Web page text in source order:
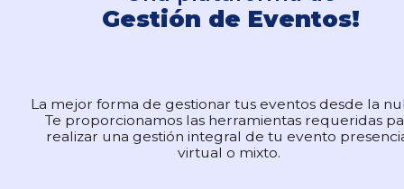
Gestión de Eventos!
La mejor forma de gestionar tus eventos desde la
Te proporcionamos las herramientas requeridas
realizar una gestión integral de tu evento
virtual o mixto.
Gestión de Eventos!
La mejor forma de gestionar tus eventos desde la
Te proporcionamos las herramientas requeridas
realizar una gestión integral de tu evento
virtual o mixto.